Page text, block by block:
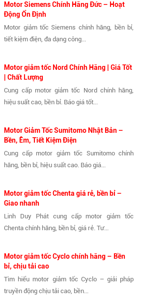
Motor Siemens Chính Hãng Đức – Hoạt
Động Ổn Định
Motor giảm tốc Siemens chính hãng, bền bỉ,
tiết kiệm điện, đa dạng công...
Motor giảm tốc Nord Chính Hãng | Giá Tốt
| Chất Lượng
Cung cấp motor giảm tốc Nord chính hãng,
hiệu suất cao, bền bỉ. Báo giá tốt...
Motor Giảm Tốc Sumitomo Nhật Bản –
Bền, Êm, Tiết Kiệm Điện
Cung cấp motor giảm tốc Sumitomo chính
hãng, bền bỉ, hiệu suất cao. Báo giá...
Motor giảm tốc Chenta giá rẻ, bền bỉ –
Giao nhanh
Linh Duy Phát cung cấp motor giảm tốc
Chenta chính hãng, bền bỉ, giá rẻ. Tư...
Motor giảm tốc Cyclo chính hãng – Bền
bỉ, chịu tải cao
Tìm hiểu motor giảm tốc Cyclo – giải pháp
truyền động chịu tải cao, bền...